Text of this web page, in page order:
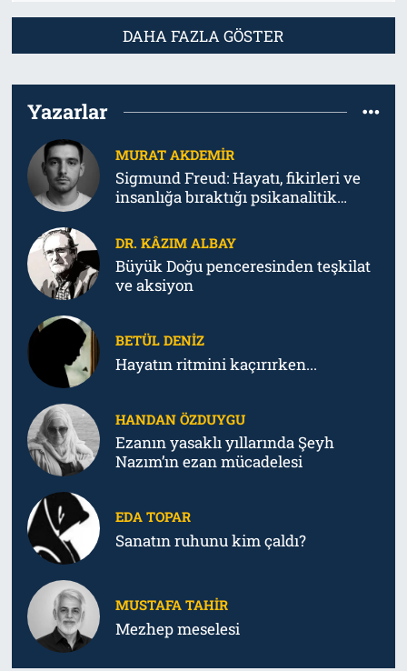
DAHA FAZLA GÖSTER
Yazarlar
MURAT AKDEMIR
Sigmund Freud: Hayatı, fikirleri ve
insanlığa bıraktığı psikanalitik
DR. KÂZIM ALBAY
Büyük Doğu penceresinden teşkilat
ve aksiyon
BETÜL DENIZ
Hayatın ritmini kaçırırken...
HANDAN ÖZDUYGU
Ezanın yasaklı yıllarında Şeyh
Nazım’ın ezan mücadelesi
EDA TOPAR
Sanatın ruhunu kim çaldı?
MUSTAFA TAHIR
Mezhep meselesi